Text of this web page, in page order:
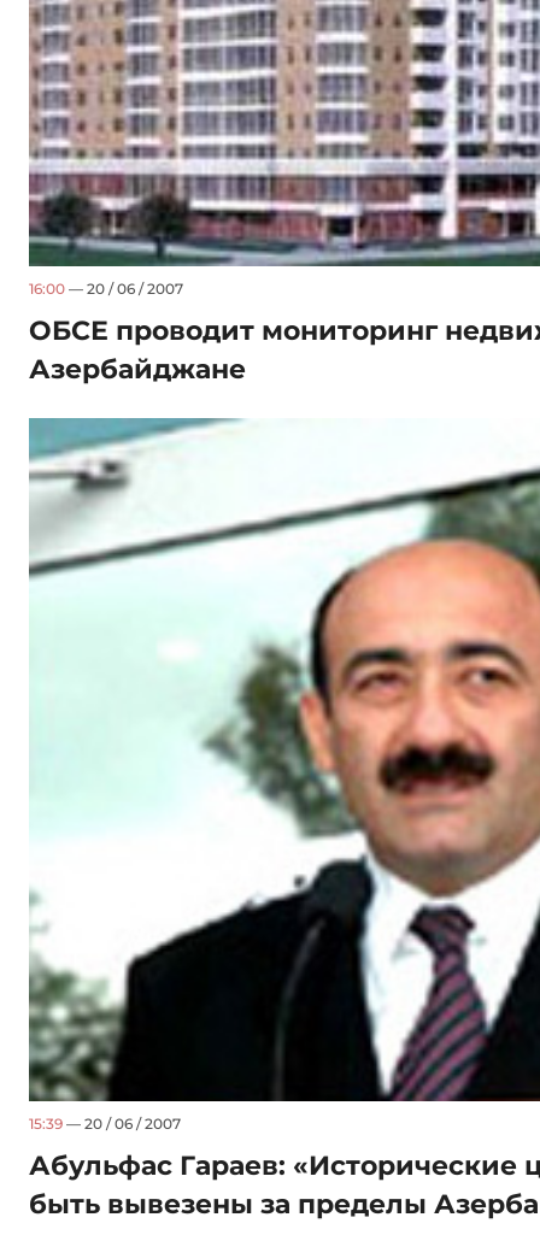
16:00 — 20 / 06 / 2007
ОБСЕ проводит мониторинг
Азербайджане
15:39 — 20 / 06 / 2007
Абульфас Гараев: «Исторические
быть вывезены за пределы